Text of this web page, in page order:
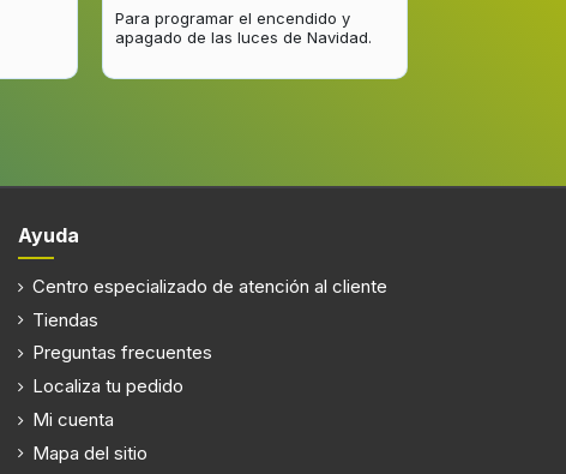
Para programar el encendido y
apagado de las luces de Navidad.
Ayuda
Centro especializado de atención al cliente
Tiendas
Preguntas frecuentes
Localiza tu pedido
Mi cuenta
Mapa del sitio